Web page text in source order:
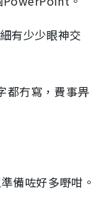
有少少眼神交
都冇寫，費事畀
備咗好多嘢咁。